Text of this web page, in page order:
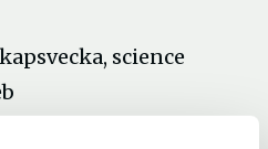
science
Finlands